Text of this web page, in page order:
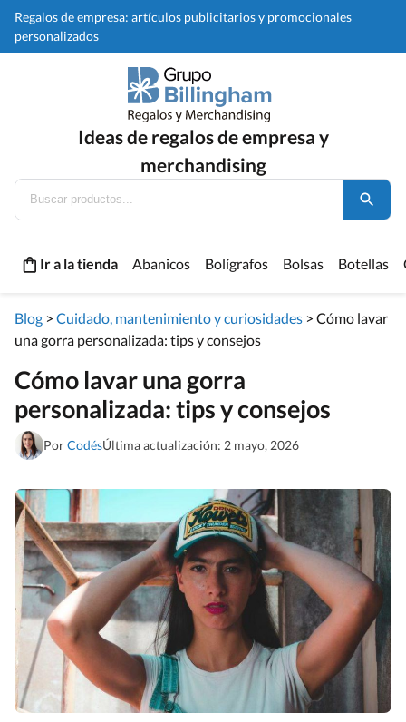
Regalos de empresa: artículos publicitarios y promocionales
personalizados
Ideas de regalos de empresa y
merchandising
Ir a la tienda Abanicos Bolígrafos Bolsas Botellas
Blog > Cuidado, mantenimiento y curiosidades > Cómo lavar
una gorra personalizada: tips y consejos
Cómo lavar una gorra
personalizada: tips y consejos
PorCodésÚltima actualización: 2 mayo, 2026